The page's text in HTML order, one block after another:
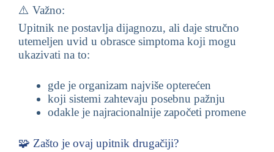
⚠️ Važno:
Upitnik ne postavlja dijagnozu, ali daje stručno
utemeljen uvid u obrasce simptoma koji mogu
ukazivati na to:
gde je organizam najviše opterećen
koji sistemi zahtevaju posebnu pažnju
odakle je najracionalnije započeti promene
🧩 Zašto je ovaj upitnik drugačiji?